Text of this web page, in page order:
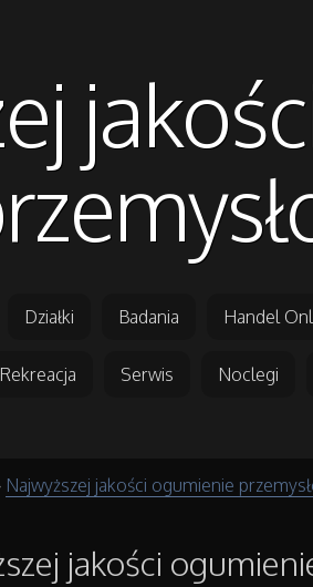
Działki Badania Handel
Rekreacja Serwis Noclegi
Najwyższej jakości ogumienie
jakości